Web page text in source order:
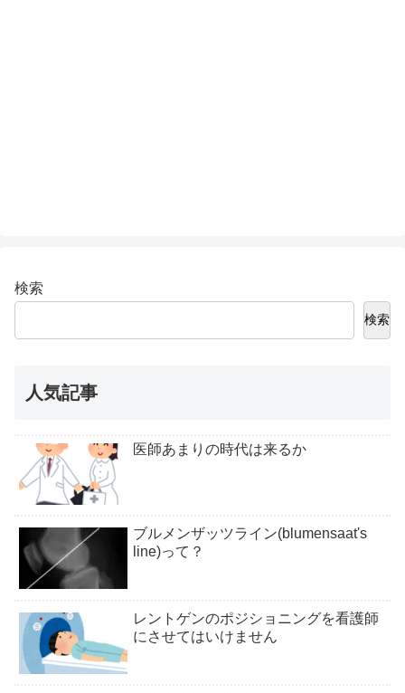
検索
検索
人気記事
医師あまりの時代は来るか
ブルメンザッツライン(blumensaat's
line)って？
レントゲンのポジショニングを看護師
にさせてはいけません